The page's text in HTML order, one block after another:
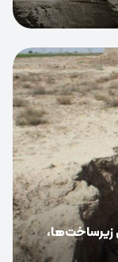
زیرساخت‌ها،